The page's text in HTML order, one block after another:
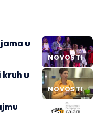
NOVOSTI
u
NOVOSTI
u